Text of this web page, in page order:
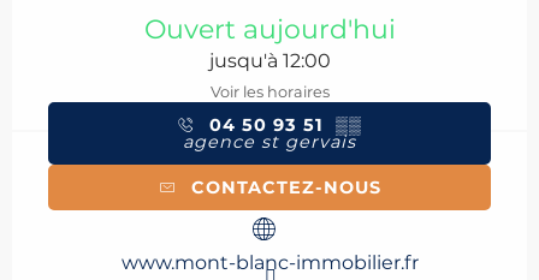
Ouvert aujourd'hui
jusqu'à 12:00
Voir les horaires
04 50 93 51 ▒▒
agence st gervais
CONTACTEZ-NOUS
www.mont-blanc-immobilier.fr